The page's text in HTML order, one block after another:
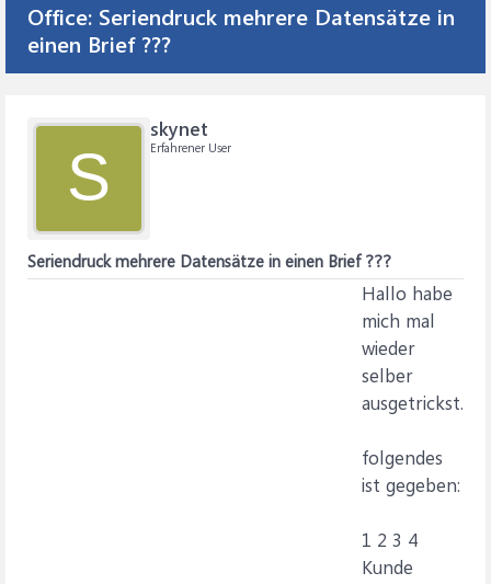
Office: Seriendruck mehrere Datensätze in
einen Brief ???
S
skynet
Erfahrener User
Seriendruck mehrere Datensätze in einen Brief ???
Hallo habe
mich mal
wieder
selber
ausgetrickst.
folgendes
ist gegeben:
1 2 3 4
Kunde